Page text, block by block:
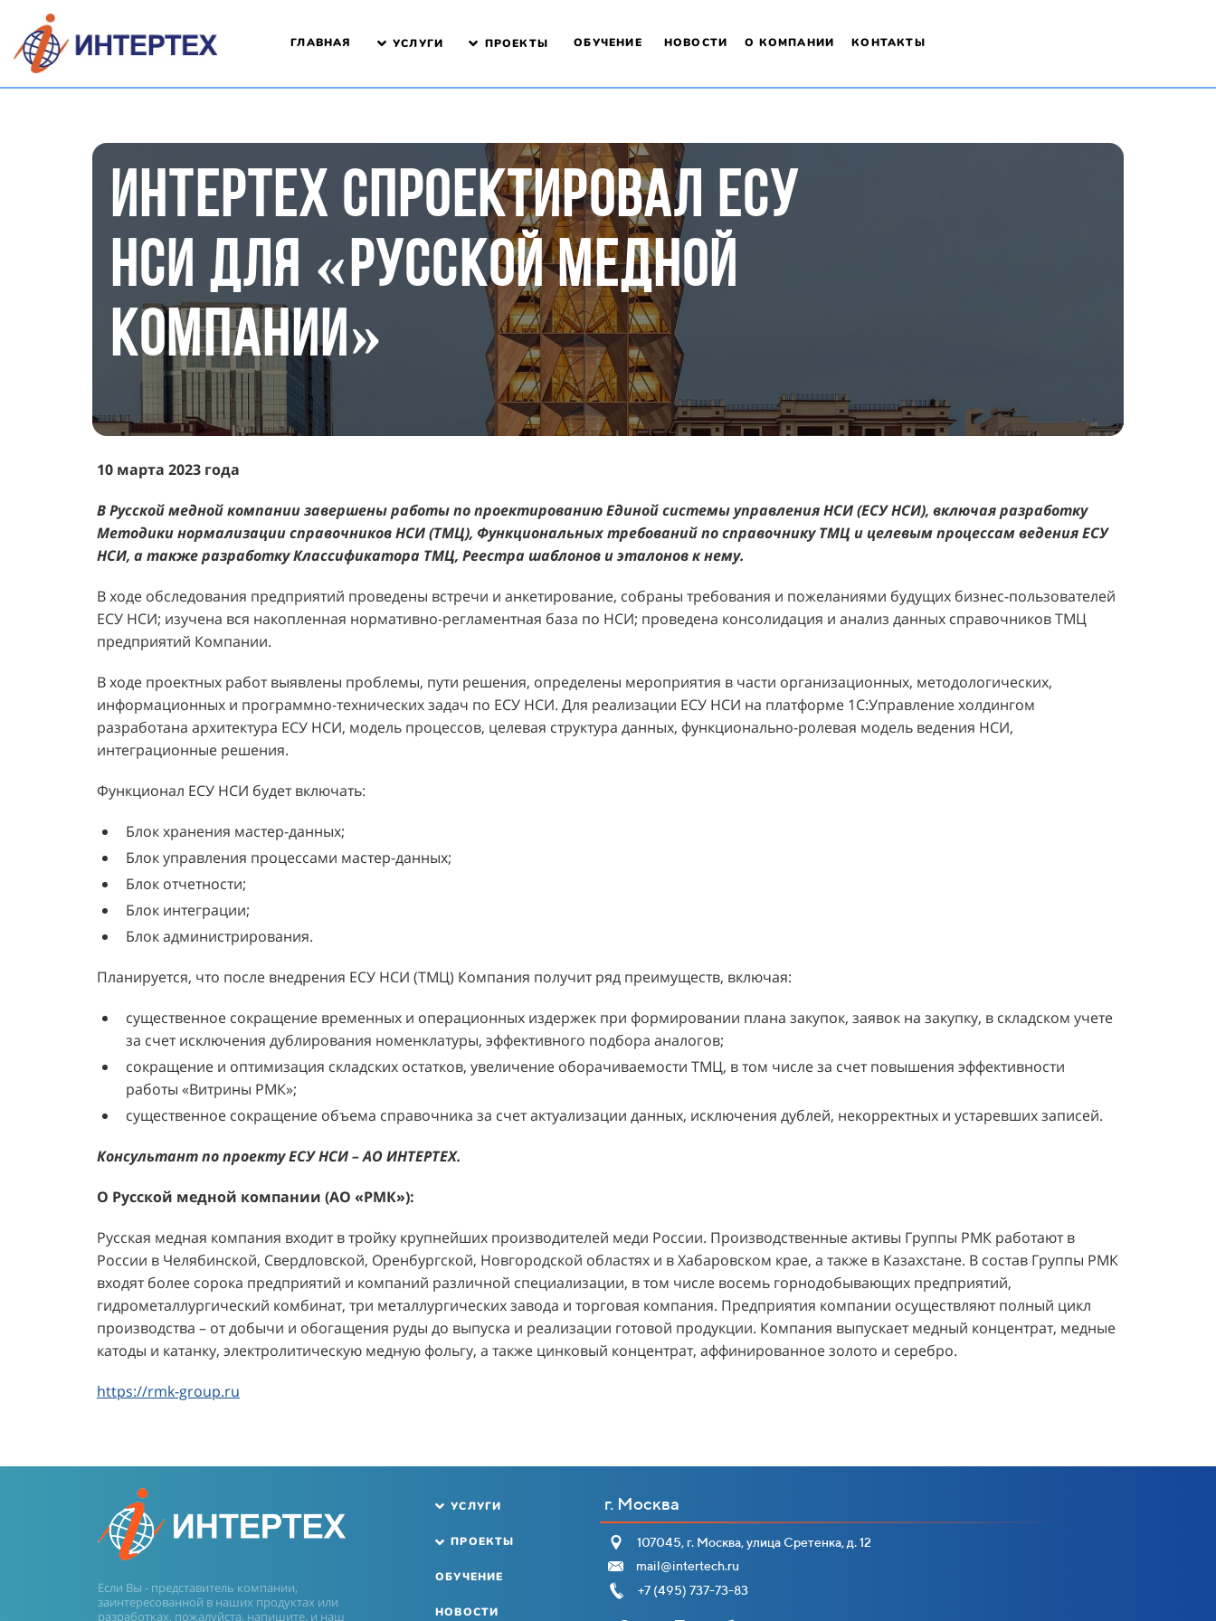
ГЛАВНАЯ УСЛУГИ ПРОЕКТЫ ОБУЧЕНИЕ НОВОСТИ О КОМПАНИИ КОНТАКТЫ
ИНТЕРТЕХ спроектировал ЕСУ
НСИ для «русской медной
компании»
10 марта 2023 года
В Русской медной компании завершены работы по проектированию Единой системы управления НСИ (ЕСУ НСИ), включая разработку
Методики нормализации справочников НСИ (ТМЦ), Функциональных требований по справочнику ТМЦ и целевым процессам ведения ЕСУ
НСИ, а также разработку Классификатора ТМЦ, Реестра шаблонов и эталонов к нему.
В ходе обследования предприятий проведены встречи и анкетирование, собраны требования и пожеланиями будущих бизнес-пользователей
ЕСУ НСИ; изучена вся накопленная нормативно-регламентная база по НСИ; проведена консолидация и анализ данных справочников ТМЦ
предприятий Компании.
В ходе проектных работ выявлены проблемы, пути решения, определены мероприятия в части организационных, методологических,
информационных и программно-технических задач по ЕСУ НСИ. Для реализации ЕСУ НСИ на платформе 1С:Управление холдингом
разработана архитектура ЕСУ НСИ, модель процессов, целевая структура данных, функционально-ролевая модель ведения НСИ,
интеграционные решения.
Функционал ЕСУ НСИ будет включать:
Блок хранения мастер-данных;
Блок управления процессами мастер-данных;
Блок отчетности;
Блок интеграции;
Блок администрирования.
Планируется, что после внедрения ЕСУ НСИ (ТМЦ) Компания получит ряд преимуществ, включая:
существенное сокращение временных и операционных издержек при формировании плана закупок, заявок на закупку, в складском учете
за счет исключения дублирования номенклатуры, эффективного подбора аналогов;
сокращение и оптимизация складских остатков, увеличение оборачиваемости ТМЦ, в том числе за счет повышения эффективности
работы «Витрины РМК»;
существенное сокращение объема справочника за счет актуализации данных, исключения дублей, некорректных и устаревших записей.
Консультант по проекту ЕСУ НСИ – АО ИНТЕРТЕХ.
О Русской медной компании (АО «РМК»):
Русская медная компания входит в тройку крупнейших производителей меди России. Производственные активы Группы РМК работают в
России в Челябинской, Свердловской, Оренбургской, Новгородской областях и в Хабаровском крае, а также в Казахстане. В состав Группы РМК
входят более сорока предприятий и компаний различной специализации, в том числе восемь горнодобывающих предприятий,
гидрометаллургический комбинат, три металлургических завода и торговая компания. Предприятия компании осуществляют полный цикл
производства – от добычи и обогащения руды до выпуска и реализации готовой продукции. Компания выпускает медный концентрат, медные
катоды и катанку, электролитическую медную фольгу, а также цинковый концентрат, аффинированное золото и серебро.
https://rmk-group.ru
Если Вы - представитель компании,
заинтересованной в наших продуктах или
разработках, пожалуйста, напишите, и наш
УСЛУГИ
ПРОЕКТЫ
ОБУЧЕНИЕ
НОВОСТИ
г. Москва
107045, г. Москва, улица Сретенка, д. 12
mail@intertech.ru
+7 (495) 737-73-83